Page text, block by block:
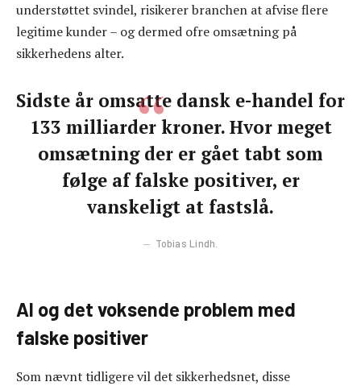
understøttet svindel, risikerer branchen at afvise flere
legitime kunder – og dermed ofre omsætning på
sikkerhedens alter.
Sidste år omsatte dansk e-handel for
133 milliarder kroner. Hvor meget
omsætning der er gået tabt som
følge af falske positiver, er
vanskeligt at fastslå.
Tobias Lindh.
AI og det voksende problem med
falske positiver
Som nævnt tidligere vil det sikkerhedsnet, disse